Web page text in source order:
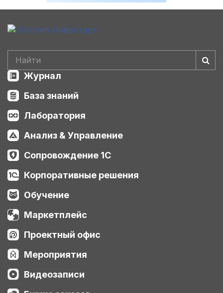
Журнал
База знаний
Лаборатория
Анализ & Управление
Сопровождение 1С
Корпоративные решения
Обучение
Маркетплейс
Проектный офис
Мероприятия
Видеозаписи